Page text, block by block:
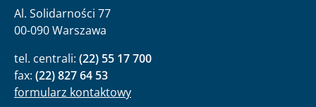
Al. Solidarności 77
00-090 Warszawa
tel. centrali: (22) 55 17 700
fax: (22) 827 64 53
formularz kontaktowy